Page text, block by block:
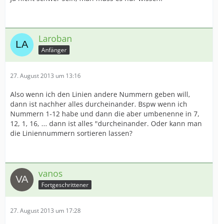
Laroban
Anfänger
27. August 2013 um 13:16
Also wenn ich den Linien andere Nummern geben will,
dann ist nachher alles durcheinander. Bspw wenn ich
Nummern 1-12 habe und dann die aber umbenenne in 7,
12, 1, 16, ... dann ist alles "durcheinander. Oder kann man
die Liniennummern sortieren lassen?
vanos
Fortgeschrittener
27. August 2013 um 17:28